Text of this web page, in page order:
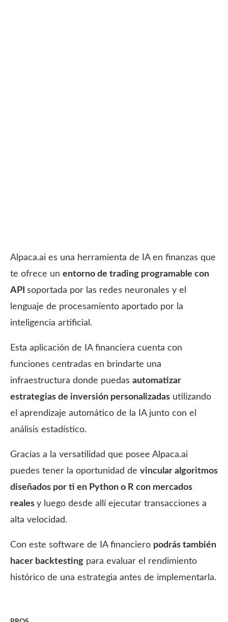
Alpaca.ai es una herramienta de IA en finanzas que
te ofrece un entorno de trading programable con
API soportada por las redes neuronales y el
lenguaje de procesamiento aportado por la
inteligencia artificial.
Esta aplicación de IA financiera cuenta con
funciones centradas en brindarte una
infraestructura donde puedas automatizar
estrategias de inversión personalizadas utilizando
el aprendizaje automático de la IA junto con el
análisis estadístico.
Gracias a la versatilidad que posee Alpaca.ai
puedes tener la oportunidad de vincular algoritmos
diseñados por ti en Python o R con mercados
reales y luego desde allí ejecutar transacciones a
alta velocidad.
Con este software de IA financiero podrás también
hacer backtesting para evaluar el rendimiento
histórico de una estrategia antes de implementarla.